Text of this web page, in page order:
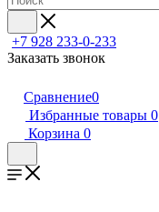
+7 928 233-0-233
Заказать звонок
Сравнение0
Избранные товары 0
Корзина 0